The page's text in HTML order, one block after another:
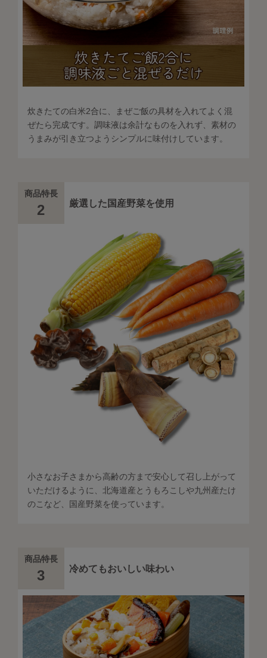
炊きたての白米2合に、まぜご飯の具材を入れてよく混
ぜたら完成です。調味液は余計なものを入れず、素材の
うまみが引き立つようシンプルに味付けしています。
商品特長
2 厳選した国産野菜を使用
小さなお子さまから高齢の方まで安心して召し上がって
いただけるように、北海道産とうもろこしや九州産たけ
のこなど、国産野菜を使っています。
商品特長
3 冷めてもおいしい味わい